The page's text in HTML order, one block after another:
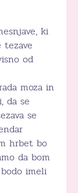
ki
tezave
od
moza in
da se
se
hrbet bo
da bom
imeli